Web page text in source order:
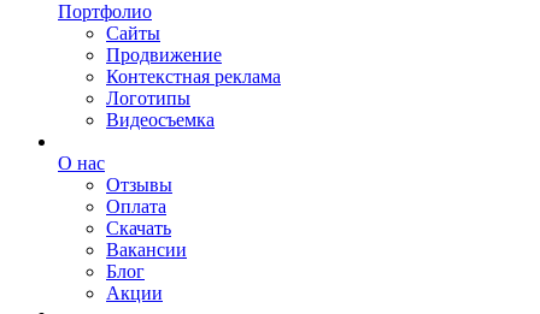
Портфолио
Сайты
Продвижение
Контекстная реклама
Логотипы
Видеосъемка
О нас
Отзывы
Оплата
Скачать
Вакансии
Блог
Акции